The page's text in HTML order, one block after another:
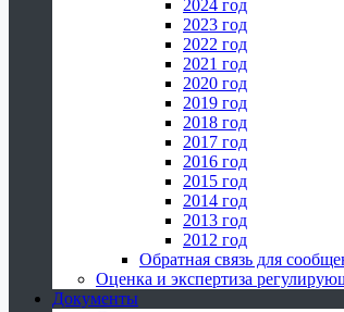
2024 год
2023 год
2022 год
2021 год
2020 год
2019 год
2018 год
2017 год
2016 год
2015 год
2014 год
2013 год
2012 год
Обратная связь для
Оценка и экспертиза
Документы